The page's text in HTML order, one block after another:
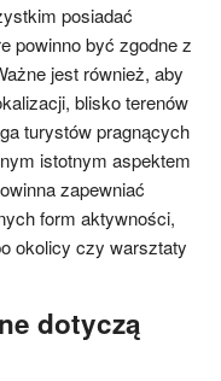
posiadać
powinno być zgodne z
jest również, aby
blisko terenów
turystów pragnących
istotnym aspektem
zapewniać
form aktywności,
okolicy czy warsztaty
dotyczą